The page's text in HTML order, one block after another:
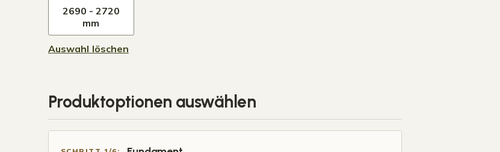
2690 - 2720
mm
Auswahl löschen
Produktoptionen auswählen